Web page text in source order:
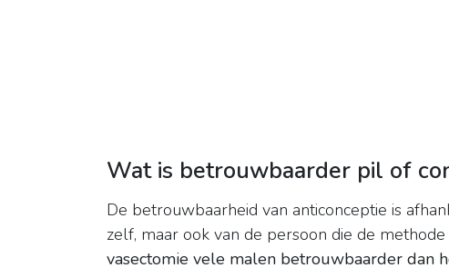
Wat is betrouwbaarder pil of
De betrouwbaarheid van anticonceptie is
zelf, maar ook van de persoon die de
vasectomie vele malen betrouwbaarder dan